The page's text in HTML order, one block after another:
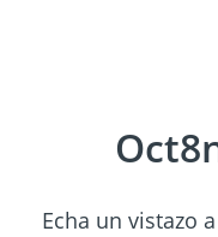
Echa un vistazo